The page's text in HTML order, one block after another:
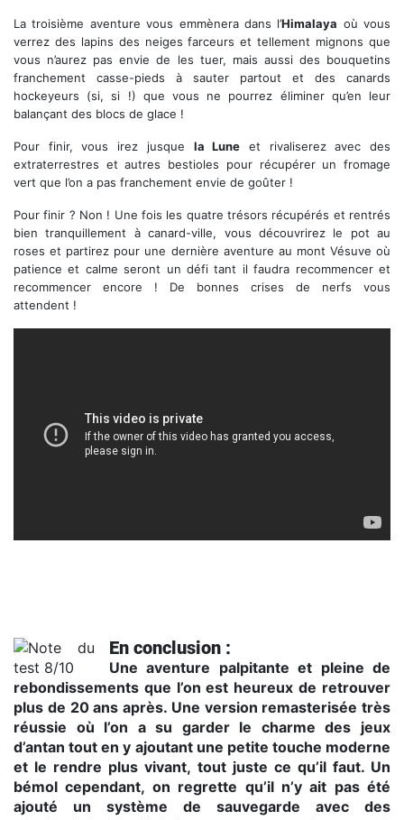
La troisième aventure vous emmènera dans l’Himalaya où vous
verrez des lapins des neiges farceurs et tellement mignons que
vous n’aurez pas envie de les tuer, mais aussi des bouquetins
franchement casse-pieds à sauter partout et des canards
hockeyeurs (si, si !) que vous ne pourrez éliminer qu’en leur
balançant des blocs de glace !
Pour finir, vous irez jusque la Lune et rivaliserez avec des
extraterrestres et autres bestioles pour récupérer un fromage
vert que l’on a pas franchement envie de goûter !
Pour finir ? Non ! Une fois les quatre trésors récupérés et rentrés
bien tranquillement à canard-ville, vous découvrirez le pot au
roses et partirez pour une dernière aventure au mont Vésuve où
patience et calme seront un défi tant il faudra recommencer et
recommencer encore ! De bonnes crises de nerfs vous
attendent !
En conclusion :
Une aventure palpitante et pleine de
rebondissements que l’on est heureux de retrouver
plus de 20 ans après. Une version remasterisée très
réussie où l’on a su garder le charme des jeux
d’antan tout en y ajoutant une petite touche moderne
et le rendre plus vivant, tout juste ce qu’il faut. Un
bémol cependant, on regrette qu’il n’y ait pas été
ajouté un système de sauvegarde avec des